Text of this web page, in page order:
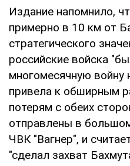
Издание напомнило,
примерно в 10 км от
стратегического
российские войска
многомесячную войну
привела к обширным
потерям с обеих
отправлены в
ЧВК "Вагнер", и
"сделал захват